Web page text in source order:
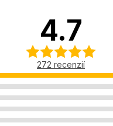
4.7
272 recenzií